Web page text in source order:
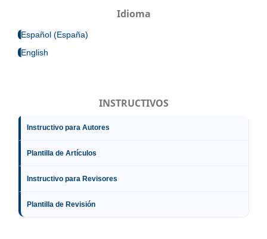
Idioma
Español (España)
English
INSTRUCTIVOS
Instructivo para Autores
Plantilla de Artículos
Instructivo para Revisores
Plantilla de Revisión